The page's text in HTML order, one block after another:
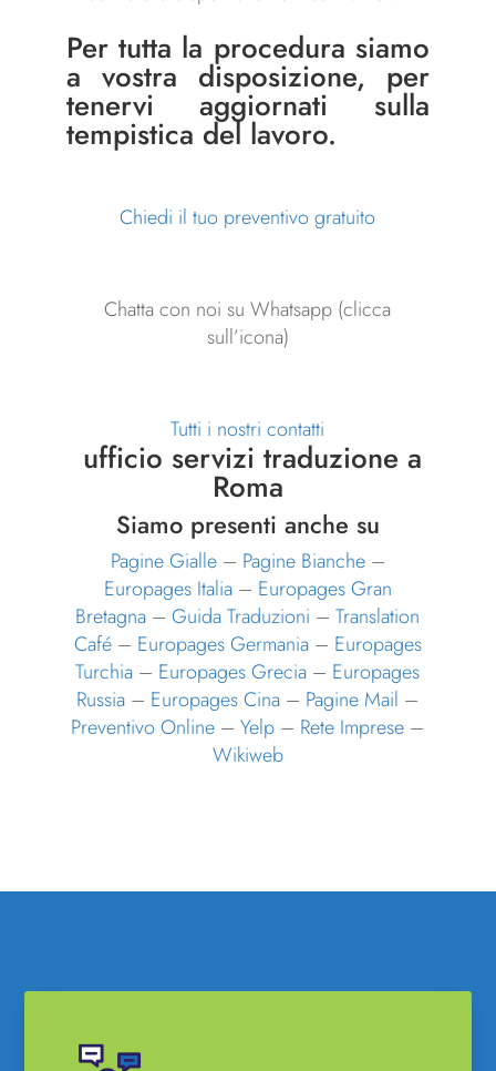
Per tutta la procedura siamo
a vostra disposizione, per
tenervi aggiornati sulla
tempistica del lavoro.
Chiedi il tuo preventivo gratuito
Chatta con noi su Whatsapp (clicca
sull’icona)
Tutti i nostri contatti
ufficio servizi traduzione a
Roma
Siamo presenti anche su
Pagine Gialle– Pagine Bianche–
Europages Italia– Europages Gran
Bretagna –Guida Traduzioni –Translation
Café– Europages Germania– Europages
Turchia – Europages Grecia – Europages
Russia – Europages Cina – Pagine Mail –
Preventivo Online –Yelp – Rete Imprese –
Wikiweb